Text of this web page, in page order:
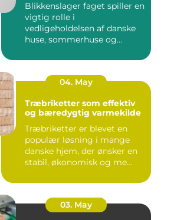
Blikkenslager faget spiller en
vigtig rolle i
vedligeholdelsen af danske
huse, sommerhuse og
04. May
Træbriketter som effektiv
og bæredygtig varmekilde
Træbriketter er blevet en
populær løsning i mange
danske hjem, der ønsker en
stabil, økonomisk og me...
03. May